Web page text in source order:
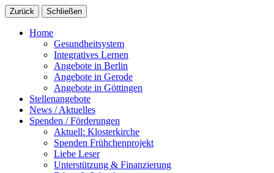
Zurück Schließen
Home
Gesundheitsystem
Integratives Lernen
Angebote in Berlin
Angebote in Gerode
Angebote in Göttingen
Stellenangebote
News / Aktuelles
Spenden / Förderungen
Aktuell: Klosterkirche
Spenden Frühchenprojekt
Liebe Leser
Unterstützung & Finanzierung